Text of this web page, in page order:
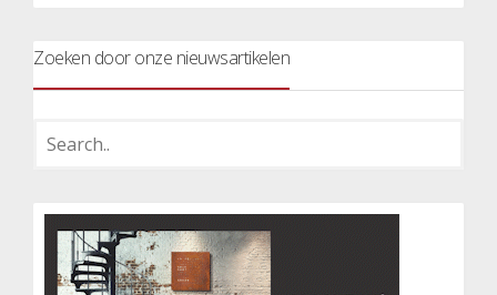
Zoeken door onze nieuwsartikelen